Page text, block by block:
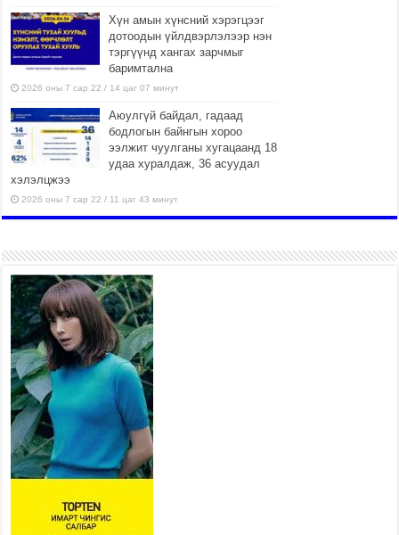
Хүн амын хүнсний хэрэгцээг
дотоодын үйлдвэрлэлээр нэн
тэргүүнд хангах зарчмыг
баримтална
2026 оны 7 сар 22 / 14 цаг 07 минут
Аюулгүй байдал, гадаад
бодлогын байнгын хороо
ээлжит чуулганы хугацаанд 18
удаа хуралдаж, 36 асуудал
хэлэлцжээ
2026 оны 7 сар 22 / 11 цаг 43 минут
боломжтой-Хүүхэд хөгжүүлэх
төв” байгуулах төсөлд төр,
хувийн хэвшлийн түншлэлийн хүрээнд хамтран
ажиллахыг урьж байна
2026 оны 7 сар 22 / 9 цаг 28 минут
Б.Пүрэвдагва: “Урт цагаан”-ыг
залуучууд чөлөөт цагаа
өнгөрүүлдэг, жуулчид зорьж
ирдэг цэг болгоно
2026 оны 7 сар 21 / 16 цаг 47 минут
Тусгай замын автобус /BRT/ төслийн удирдах
хорооны ээлжит хуралдаан боллоо
Ерөнхий сайд Н.Учрал БНХАУ-аас Монгол Улсад
суугаа Элчин сайд Шэнь Миньжюанийг хүлээн